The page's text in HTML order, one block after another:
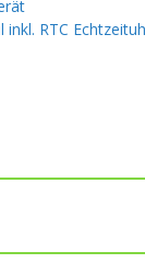
RTC